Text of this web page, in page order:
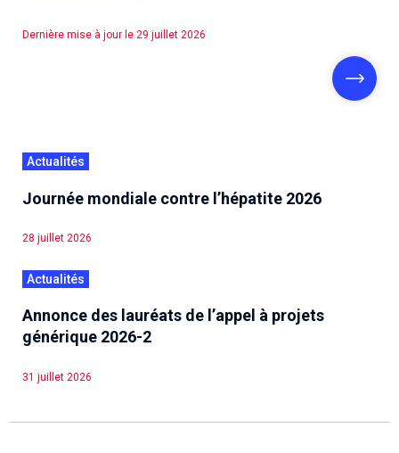
Dernière mise à jour le 29 juillet 2026
Actualités
Journée mondiale contre l’hépatite 2026
28 juillet 2026
Actualités
Annonce des lauréats de l’appel à projets
générique 2026-2
31 juillet 2026